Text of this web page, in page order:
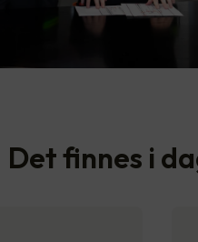
Det finnes i